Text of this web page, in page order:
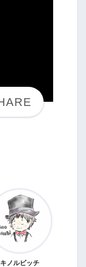
キノルビッチ